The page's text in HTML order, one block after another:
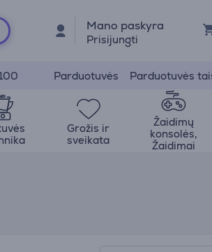
Mano paskyra
Prisijungti
Parduotuvės Parduotuvės
Grožis ir
sveikata
Žaidimų
konsolės,
Žaidimai